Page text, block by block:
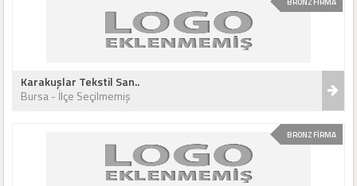
Karakuşlar Tekstil San..
Bursa - İlçe Seçilmemiş
BRONZ FİRMA